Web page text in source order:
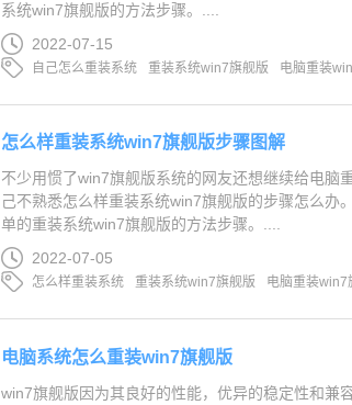
系统win7旗舰版的方法步骤。....
2022-07-15
自己怎么重装系统 重装系统win7旗舰版 电脑重装
怎么样重装系统win7旗舰版步骤图解
不少用惯了win7旗舰版系统的网友还想继续给电脑
己不熟悉怎么样重装系统win7旗舰版的步骤怎么办
单的重装系统win7旗舰版的方法步骤。....
2022-07-05
怎么样重装系统 重装系统win7旗舰版 电脑重装win7
电脑系统怎么重装win7旗舰版
win7旗舰版因为其良好的性能，优异的稳定性和兼